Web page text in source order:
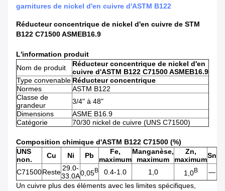
garnitures de nickel d'en cuivre d'ASTM B122
Réducteur concentrique de nickel d'en cuivre de STM
B122 C71500 ASMEB16.9
L'information produit
Nom de produit
Réducteur concentrique de nickel d'en
cuivre d'ASTM B122 C71500 ASMEB16.9
Type convenable Réducteur concentrique
Normes
ASTM B122
Classe de
grandeur
3/4" à 48"
Dimensions
ASME B16.9
Catégorie
70/30 nickel de cuivre (UNS C71500)
Composition chimique d'ASTM B122 C71500 (%)
UNS
non.
Cu Ni Pb
Fe,
maximum
Manganèse,
maximum
Zn,
maximumSn
C71500Reste29.0-
33.0A0,05B 0.4-1.0 1,0 1,0B —
Un cuivre plus des éléments avec les limites spécifiques,